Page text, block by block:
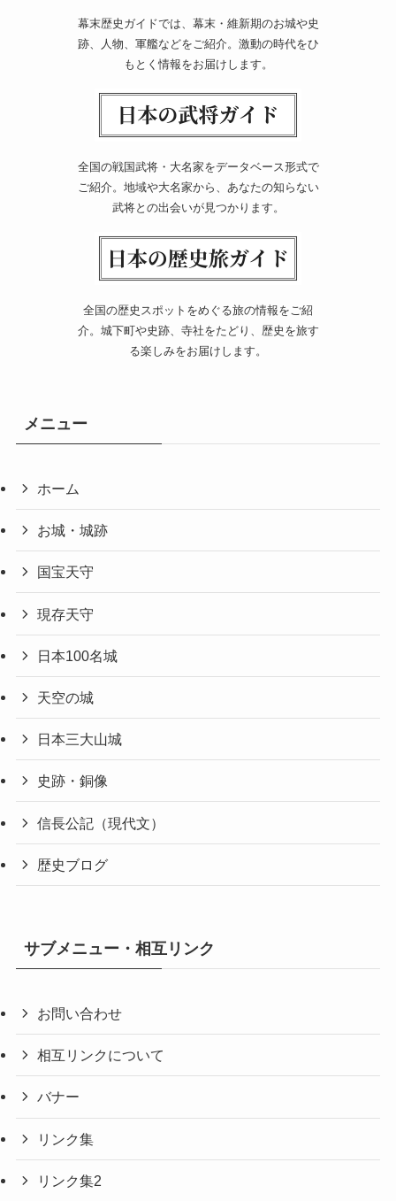
幕末歴史ガイドでは、幕末・維新期のお城や史
跡、人物、軍艦などをご紹介。激動の時代をひ
もとく情報をお届けします。
全国の戦国武将・大名家をデータベース形式で
ご紹介。地域や大名家から、あなたの知らない
武将との出会いが見つかります。
全国の歴史スポットをめぐる旅の情報をご紹
介。城下町や史跡、寺社をたどり、歴史を旅す
る楽しみをお届けします。
メニュー
ホーム
お城・城跡
国宝天守
現存天守
日本100名城
天空の城
日本三大山城
史跡・銅像
信長公記（現代文）
歴史ブログ
サブメニュー・相互リンク
お問い合わせ
相互リンクについて
バナー
リンク集
リンク集2